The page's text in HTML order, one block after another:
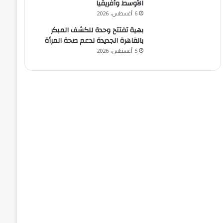
الأوسط وأفريقيا
6 أغسطس، 2026
بهية تفتتح وحدة للكشف المبكر
بالقاهرة الجديدة لدعم صحة المرأة
5 أغسطس، 2026